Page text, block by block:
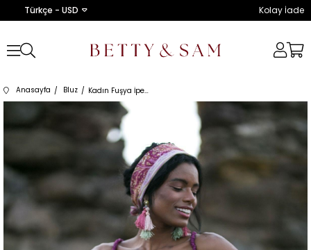
Türkçe - USD Kolay İade
Anasayfa Bluz Kadın Fuşya İpek Askılı Bluz BETTY5051